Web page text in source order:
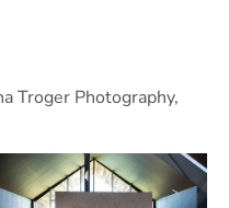
Troger Photography,